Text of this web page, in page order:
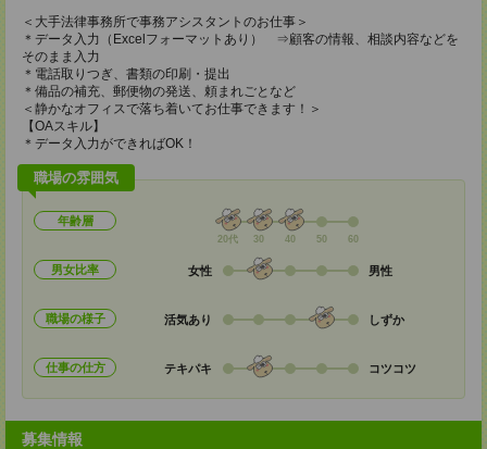
＜大手法律事務所で事務アシスタントのお仕事＞
＊データ入力（Excelフォーマットあり） ⇒顧客の情報、相談内容などを
そのまま入力
＊電話取りつぎ、書類の印刷・提出
＊備品の補充、郵便物の発送、頼まれごとなど
＜静かなオフィスで落ち着いてお仕事できます！＞
【OAスキル】
＊データ入力ができればOK！
職場の雰囲気
年齢層
20代 30 40 50 60
男女比率 女性 男性
職場の様子 活気あり しずか
仕事の仕方 テキパキ コツコツ
募集情報